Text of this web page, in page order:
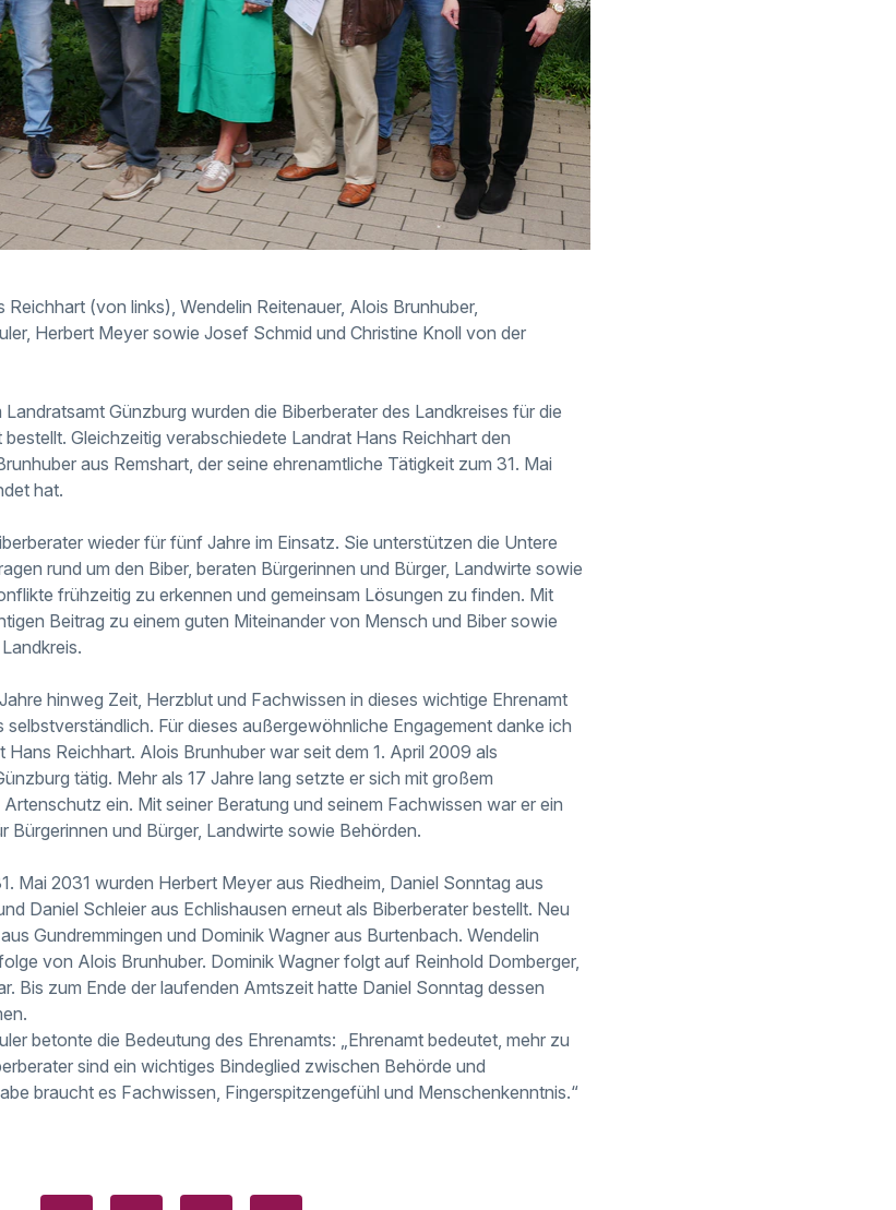
Reichhart (von links), Wendelin Reitenauer, Alois Brunhuber,
Herbert Meyer sowie Josef Schmid und Christine Knoll von der
Landratsamt Günzburg wurden die Biberberater des Landkreises für die
Gleichzeitig verabschiedete Landrat Hans Reichhart den
aus Remshart, der seine ehrenamtliche Tätigkeit zum 31. Mai
hat.
wieder für fünf Jahre im Einsatz. Sie unterstützen die Untere
rund um den Biber, beraten Bürgerinnen und Bürger, Landwirte sowie
frühzeitig zu erkennen und gemeinsam Lösungen zu finden. Mit
Beitrag zu einem guten Miteinander von Mensch und Biber sowie
hinweg Zeit, Herzblut und Fachwissen in dieses wichtige Ehrenamt
Für dieses außergewöhnliche Engagement danke ich
Hans Reichhart. Alois Brunhuber war seit dem 1. April 2009 als
tätig. Mehr als 17 Jahre lang setzte er sich mit großem
ein. Mit seiner Beratung und seinem Fachwissen war er ein
und Bürger, Landwirte sowie Behörden.
Mai 2031 wurden Herbert Meyer aus Riedheim, Daniel Sonntag aus
Daniel Schleier aus Echlishausen erneut als Biberberater bestellt. Neu
Gundremmingen und Dominik Wagner aus Burtenbach. Wendelin
von Alois Brunhuber. Dominik Wagner folgt auf Reinhold Domberger,
Bis zum Ende der laufenden Amtszeit hatte Daniel Sonntag dessen
betonte die Bedeutung des Ehrenamts: „Ehrenamt bedeutet, mehr zu
sind ein wichtiges Bindeglied zwischen Behörde und
braucht es Fachwissen, Fingerspitzengefühl und Menschenkenntnis.“